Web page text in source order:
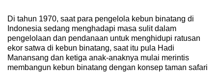
Di tahun 1970, saat para pengelola kebun binatang di
Indonesia sedang menghadapi masa sulit dalam
pengelolaan dan pendanaan untuk menghidupi ratusan
ekor satwa di kebun binatang, saat itu pula Hadi
Manansang dan ketiga anak-anaknya mulai merintis
membangun kebun binatang dengan konsep taman safari